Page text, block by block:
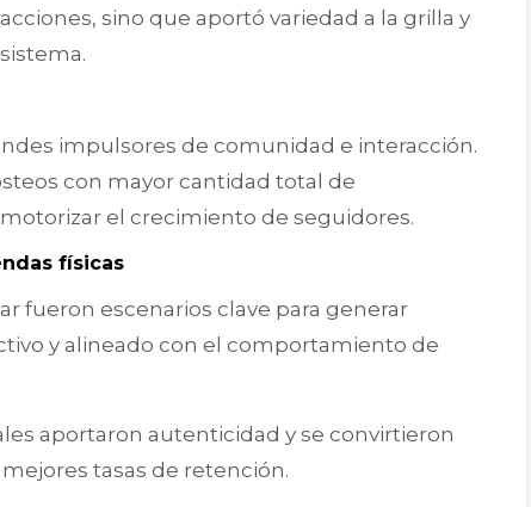
sino que aportó variedad a la grilla y
impulsores de comunidad e interacción.
con mayor cantidad total de
el crecimiento de seguidores.
físicas
fueron escenarios clave para generar
y alineado con el comportamiento de
aportaron autenticidad y se convirtieron
tasas de retención.